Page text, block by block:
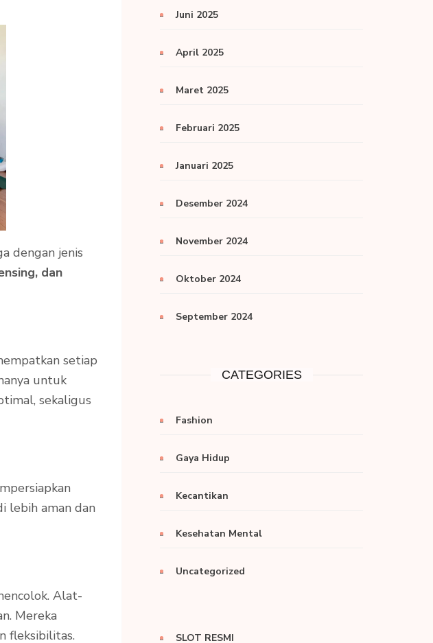
dengan jenis
dan
setiap
untuk
sekaligus
lebih aman dan
Alat-
Mereka
fleksibilitas.
Juni 2025
April 2025
Maret 2025
Februari 2025
Januari 2025
Desember 2024
November 2024
Oktober 2024
September 2024
CATEGORIES
Fashion
Gaya Hidup
Kecantikan
Kesehatan Mental
Uncategorized
SLOT RESMI